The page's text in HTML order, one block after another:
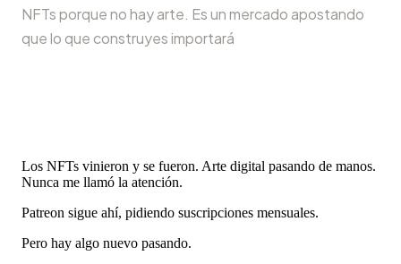
NFTs porque no hay arte. Es un mercado apostando
que lo que construyes importará
Los NFTs vinieron y se fueron. Arte digital pasando de manos.
Nunca me llamó la atención.
Patreon sigue ahí, pidiendo suscripciones mensuales.
Pero hay algo nuevo pasando.